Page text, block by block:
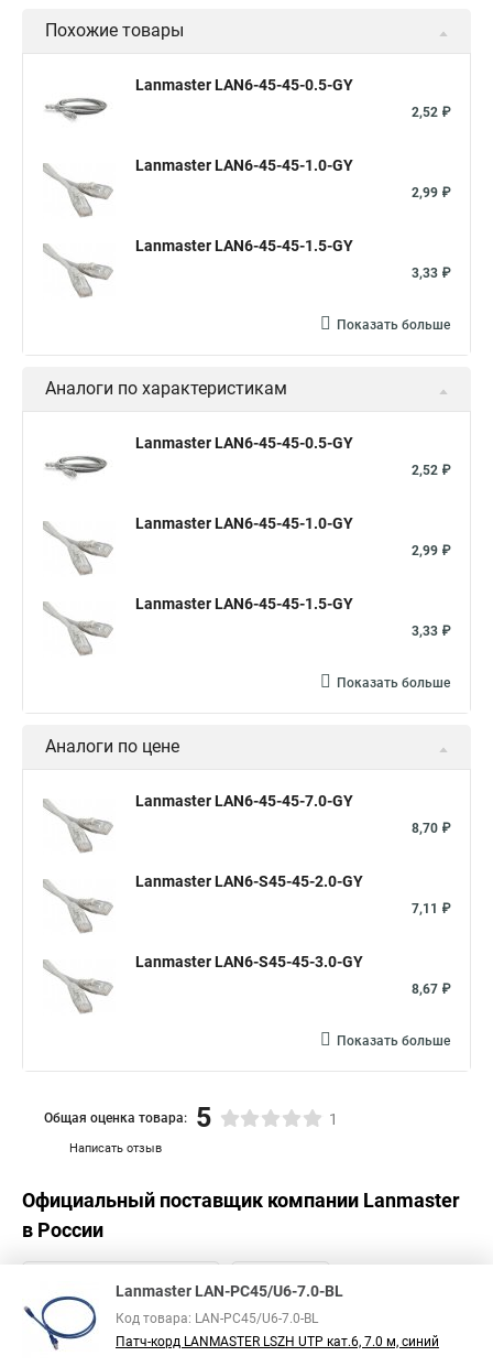
Похожие товары
Lanmaster LAN6-45-45-0.5-GY
2,52 ₽
Lanmaster LAN6-45-45-1.0-GY
2,99 ₽
Lanmaster LAN6-45-45-1.5-GY
3,33 ₽
Показать больше
Аналоги по характеристикам
Lanmaster LAN6-45-45-0.5-GY
2,52 ₽
Lanmaster LAN6-45-45-1.0-GY
2,99 ₽
Lanmaster LAN6-45-45-1.5-GY
3,33 ₽
Показать больше
Аналоги по цене
Lanmaster LAN6-45-45-7.0-GY
8,70 ₽
Lanmaster LAN6-S45-45-2.0-GY
7,11 ₽
Lanmaster LAN6-S45-45-3.0-GY
8,67 ₽
Показать больше
Написать отзыв
Общая оценка товара: 5 1
Официальный поставщик компании Lanmaster
в России
Lanmaster LAN-PC45/U6-7.0-BL
Код товара: LAN-PC45/U6-7.0-BL
Патч-корд LANMASTER LSZH UTP кат.6, 7.0 м, синий